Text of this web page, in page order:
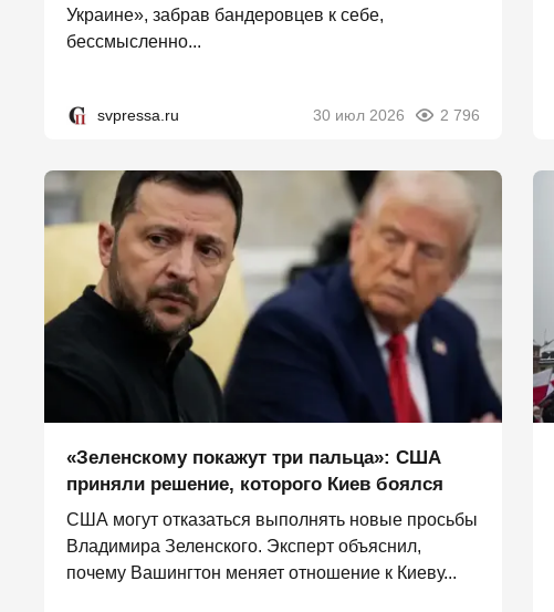
Украине», забрав бандеровцев к себе,
бессмысленно...
svpressa.ru 30 июл 2026 2 796
«Зеленскому покажут три пальца»: США
приняли решение, которого Киев боялся
США могут отказаться выполнять новые просьбы
Владимира Зеленского. Эксперт объяснил,
почему Вашингтон меняет отношение к Киеву...